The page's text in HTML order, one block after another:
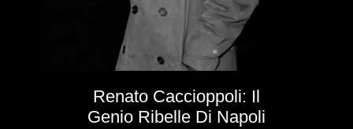
Renato Caccioppoli: Il
Genio Ribelle Di Napoli